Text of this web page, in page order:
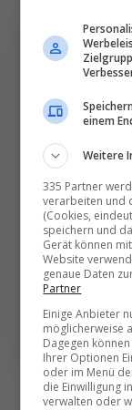
Ihr
Täglich
einem
Weitere
335 Partner
verarbeiten und
(Cookies,
speichern und
Gerät können
Website
genaue Daten
Partner
Einige Anbieter
möglicherweise
Dagegen
Ihrer Optionen
oder im Menü
die Einwilligung
verwalten oder